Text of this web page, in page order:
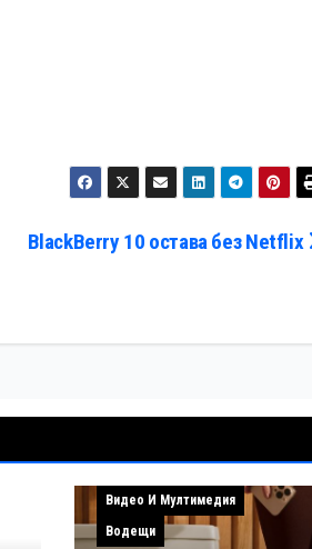
BlackBerry 10 остава без Netflix
Видео И Мултимедия
Водещи